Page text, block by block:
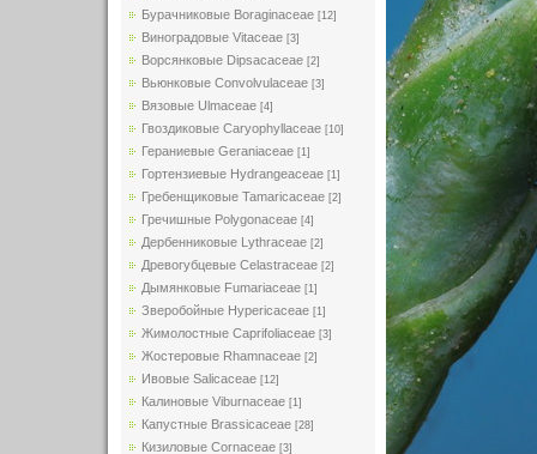
Бурачниковые Boraginaceae [12]
Виноградовые Vitaceae [3]
Ворсянковые Dipsacaceae [2]
Вьюнковые Convolvulaceae [3]
Вязовые Ulmaceae [4]
Гвоздиковые Caryophyllaceae [10]
Гераниевые Geraniaceae [1]
Гортензиевые Hydrangeaceae [1]
Гребенщиковые Tamaricaceae [2]
Гречишные Polygonaceae [4]
Дербенниковые Lythraceae [2]
Древогубцевые Celastraceae [2]
Дымянковые Fumariaceae [1]
Зверобойные Hypericaceae [1]
Жимолостные Caprifoliaceae [3]
Жостеровые Rhamnaceae [2]
Ивовые Salicaceae [12]
Калиновые Viburnaceae [1]
Капустные Brassicaceae [28]
Кизиловые Cornaceae [3]